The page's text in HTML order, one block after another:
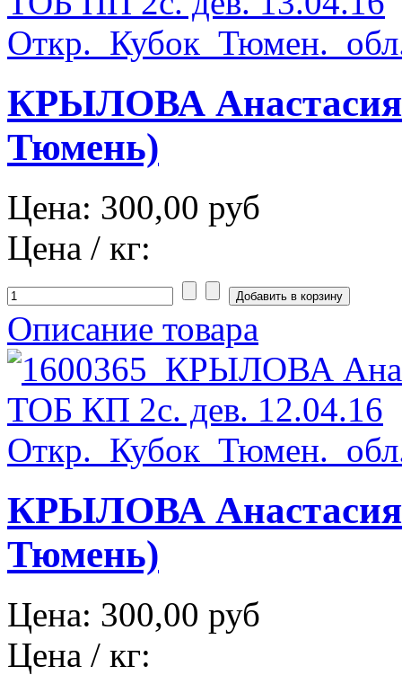
КРЫЛОВА
Тюмень)
Цена: 300,00 руб
Цена / кг:
Описание товара
КРЫЛОВА Анастасия
Тюмень)
Цена: 300,00 руб
Цена / кг: